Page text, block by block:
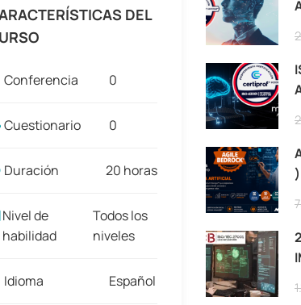
DEL
Conferencia 0
Cuestionario 0
Duración 20 horas
Nivel de
habilidad
Todos los
niveles
Idioma Español
)